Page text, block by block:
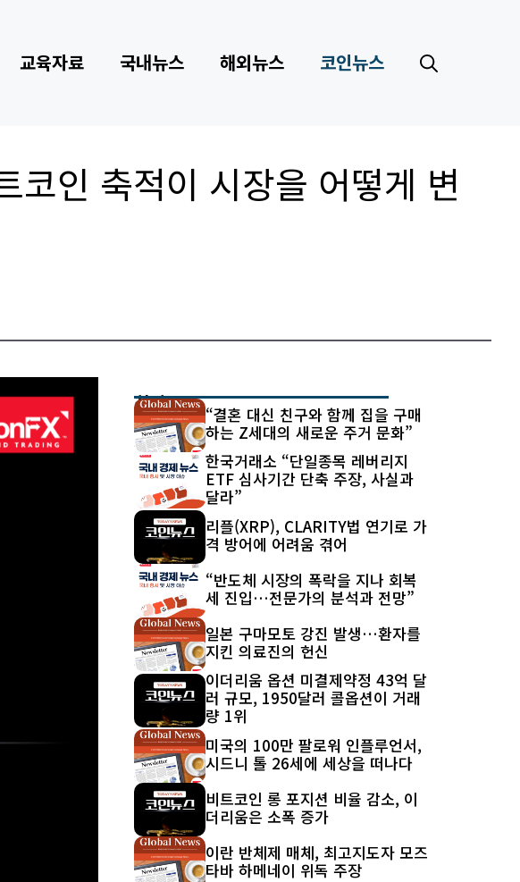
교육자료 국내뉴스 해외뉴스 코인뉴스
인 축적이 시장을 어떻게 변
최신 글
“결혼 대신 친구와 함께 집을 구매
하는 Z세대의 새로운 주거 문화”
한국거래소 “단일종목 레버리지
ETF 심사기간 단축 주장, 사실과
달라”
리플(XRP), CLARITY법 연기로 가
격 방어에 어려움 겪어
“반도체 시장의 폭락을 지나 회복
세 진입…전문가의 분석과 전망”
일본 구마모토 강진 발생…환자를
지킨 의료진의 헌신
이더리움 옵션 미결제약정 43억 달
러 규모, 1950달러 콜옵션이 거래
량 1위
미국의 100만 팔로워 인플루언서,
시드니 톨 26세에 세상을 떠나다
비트코인 롱 포지션 비율 감소, 이
더리움은 소폭 증가
이란 반체제 매체, 최고지도자 모즈
타바 하메네이 위독 주장